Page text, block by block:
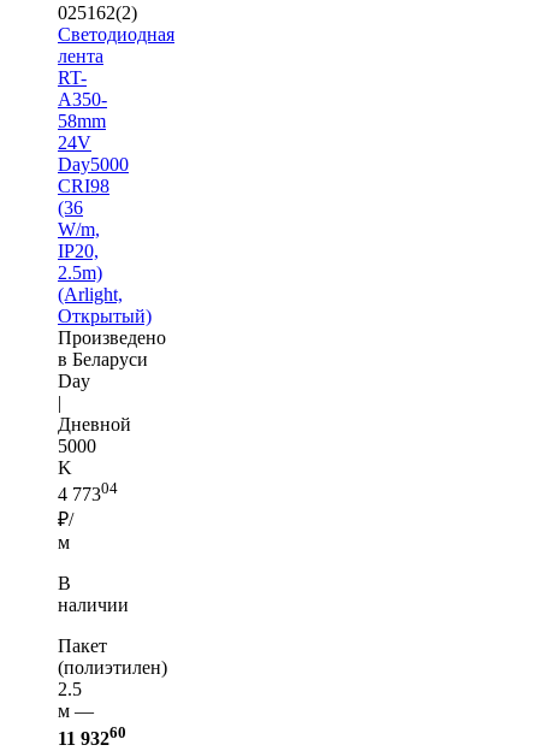
025162(2)
Светодиодная
лента
RT-
A350-
58mm
24V
Day5000
CRI98
(36
W/m,
IP20,
2.5m)
(Arlight,
Открытый)
Произведено
в Беларуси
Day
|
Дневной
5000
K
4 77304
₽/
м
В
наличии
Пакет
(полиэтилен)
2.5
м —
11 93260